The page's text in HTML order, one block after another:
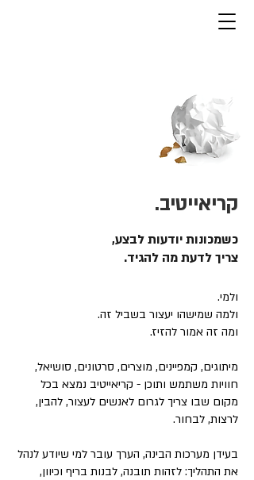
קריאייטיב.
כשמכונות יודעות לבצע,
צריך לדעת מה להגיד.
ולמי.
ולמה שמישהו יעצור בשביל זה.
ומה זה אמור להזיז.
מיתוגים, קמפיינים, מוצרים, סרטונים, סושיאל,
חוויות משתמש ותוכן - קריאייטיב נמצא בכל
מקום שבו צריך לגרום לאנשים לעצור, להבין,
לרצות, לבחור.
בעידן מערכות הבינה, הערך עובר למי שיודע לנהל
את התהליך: לזהות תובנה, לבנות בריף וכיוון,